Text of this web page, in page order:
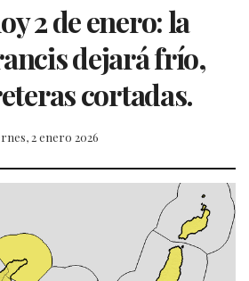
2 de enero: la
dejará frío,
cortadas.
2 enero 2026